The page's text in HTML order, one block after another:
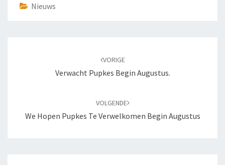
Nieuws
VORIGE
Verwacht Pupkes Begin Augustus.
VOLGENDE
We Hopen Pupkes Te Verwelkomen Begin Augustus